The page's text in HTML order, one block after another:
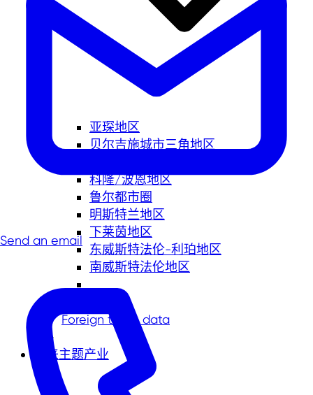
亚琛地区
贝尔吉施城市三角地区
科隆/波恩地区
鲁尔都市圈
明斯特兰地区
下莱茵地区
东威斯特法伦-利珀地区
南威斯特法伦地区
Foreign trade data
未来主题产业
Send an email